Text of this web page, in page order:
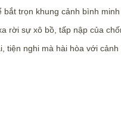
trọn khung cảnh bình
rời sự xô bồ, tấp nập của
nghi mà hài hòa với cảnh